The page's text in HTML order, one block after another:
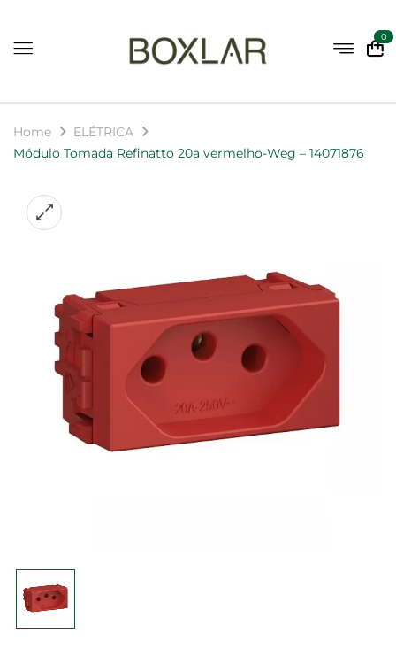
0
Home
ELÉTRICA
Módulo Tomada Refinatto 20a vermelho-Weg – 14071876